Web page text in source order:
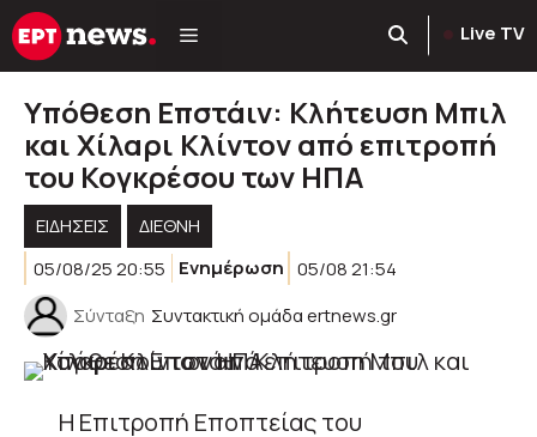
Μετάβαση
σε
Live TV
Υπόθεση Επστάιν: Κλήτευση Μπιλ
και Χίλαρι Κλίντον από επιτροπή
του Κογκρέσου των ΗΠΑ
ΕΙΔΗΣΕΙΣ
ΔΙΕΘΝΗ
05/08/25 20:55
Ενημέρωση 05/08 21:54
Σύνταξη Συντακτική ομάδα ertnews.gr
Η Επιτροπή Εποπτείας του